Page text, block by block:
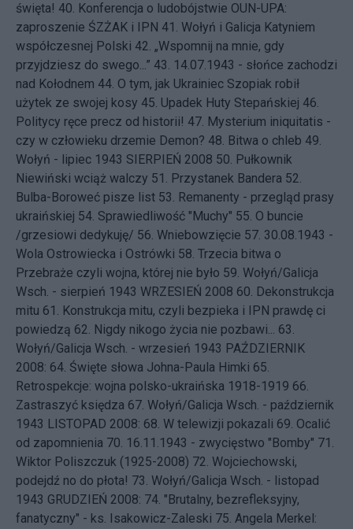
święta! 40. Konferencja o ludobójstwie OUN-UPA:
zaproszenie ŚZŻAK i IPN 41. Wołyń i Galicja Katyniem
współczesnej Polski 42. „Wspomnij na mnie, gdy
przyjdziesz do swego...” 43. 14.07.1943 - słońce zachodzi
nad Kołodnem 44. O tym, jak Ukrainiec Szopiak robił
użytek ze swojej kosy 45. Upadek Huty Stepańskiej 46.
Politycy ręce precz od historii! 47. Mysterium iniquitatis -
czy w człowieku drzemie Demon? 48. Bitwa o chleb 49.
Wołyń - lipiec 1943 SIERPIEŃ 2008 50. Pułkownik
Niewiński wciąż walczy 51. Przystanek Bandera 52.
Bulba-Boroweć pisze list 53. Remanenty - przegląd prasy
ukraińskiej 54. Sprawiedliwość "Muchy" 55. O buncie
/grzesiowi dedykuję/ 56. Wniebowzięcie 57. 30.08.1943 -
Wola Ostrowiecka i Ostrówki 58. Trzecia bitwa o
Przebraże czyli wojna, której nie było 59. Wołyń/Galicja
Wsch. - sierpień 1943 WRZESIEŃ 2008 60. Dekonstrukcja
mitu 61. Konstrukcja mitu, czyli bezpieka i IPN prawdę ci
powiedzą 62. Nigdy nikogo życia nie pozbawi... 63.
Wołyń/Galicja Wsch. - wrzesień 1943 PAŹDZIERNIK
2008: 64. Święte słowa Johna-Paula Himki 65.
Retrospekcje: wojna polsko-ukraińska 1918-1919 66.
Zastraszyć księdza 67. Wołyń/Galicja Wsch. - październik
1943 LISTOPAD 2008: 68. W telewizji pokazali 69. Ocalić
od zapomnienia 70. 16.11.1943 - zwycięstwo "Bomby" 71.
Wiktor Poliszczuk (1925-2008) 72. Wojciechowski,
podejdź no do płota! 73. Wołyń/Galicja Wsch. - listopad
1943 GRUDZIEŃ 2008: 74. "Brutalny, bezrefleksyjny,
fanatyczny" - ks. Isakowicz-Zaleski 75. Angela Merkel: